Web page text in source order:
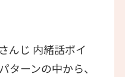
んじ 内緒話ボイ
ターンの中から、